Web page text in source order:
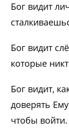
Бог видит
Бог видит
которые
Бог видит,
доверять
чтобы войти.